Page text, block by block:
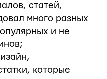
статей,
много разных
и не
которые